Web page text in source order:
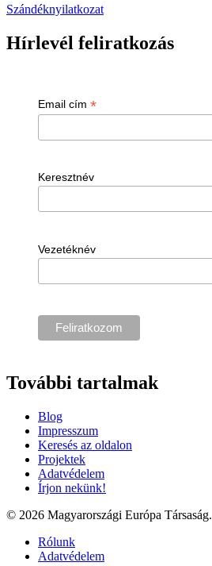
Szándéknyilatkozat
Hírlevél feliratkozás
Email cím *
Keresztnév
Vezetéknév
További tartalmak
Blog
Impresszum
Keresés az oldalon
Projektek
Adatvédelem
Írjon nekünk!
© 2026 Magyarországi Európa Társaság.
Rólunk
Adatvédelem